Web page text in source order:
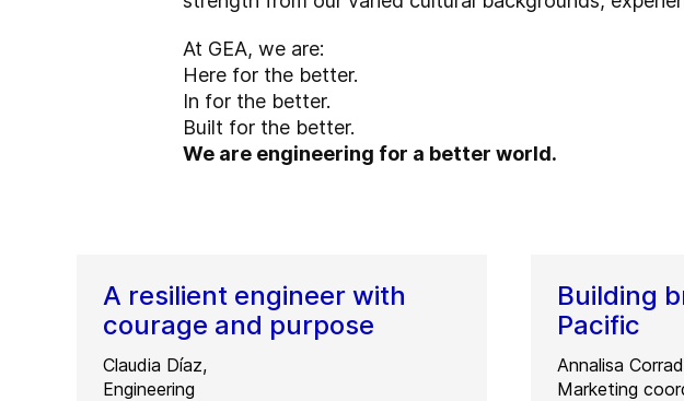
At GEA, we are:
Here for the better.
In for the better.
Built for the better.
We are engineering for a better world.
A resilient engineer with
courage and purpose
Claudia Díaz,
Engineering
Building
Pacific
Annalisa
Marketing